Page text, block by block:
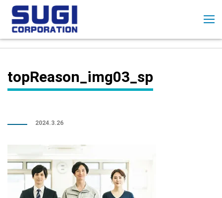
ン
topReason_img03_sp
2024.3.26